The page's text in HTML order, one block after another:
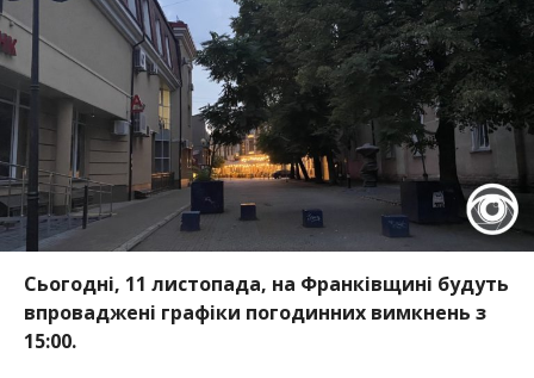
Сьогодні, 11 листопада, на Франківщині будуть
впроваджені графіки погодинних вимкнень з
15:00.